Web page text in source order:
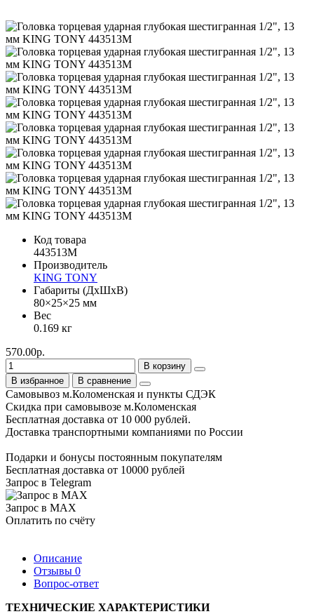
Код товара
443513M
Производитель
KING TONY
Габариты (ДхШхВ)
80×25×25 мм
Вес
0.169 кг
570.00р.
В корзину
В избранное
В сравнение
Самовывоз м.Коломенская и пункты СДЭК
Скидка при самовывозе м.Коломенская
Бесплатная доставка от 10 000 рублей.
Доставка транспортными компаниями по России
Подарки и бонусы постоянным покупателям
Бесплатная доставка от 10000 рублей
Запрос в Telegram
Запрос в MAX
Оплатить по счёту
Описание
Отзывы 0
Вопрос-ответ
ТЕХНИЧЕСКИЕ ХАРАКТЕРИСТИКИ